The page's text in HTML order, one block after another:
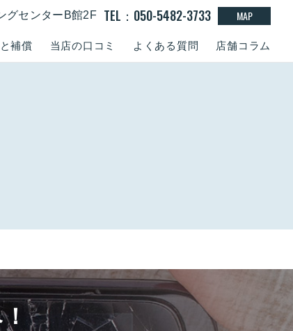
補償 当店の口コミ よくある質問 店舗コラム
グセンターB館2F TEL：050-5482-3733 MAP